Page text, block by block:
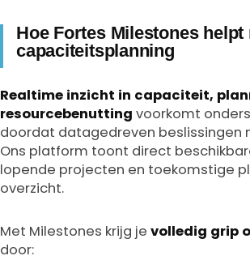
Hoe Fortes Milestones helpt
capaciteitsplanning
Realtime inzicht in capaciteit,
resourcebenutting voorkomt
doordat datagedreven beslissingen
Ons platform toont direct
lopende projecten en toekomstige
overzicht.
Met Milestones krijg je volledig grip
door: